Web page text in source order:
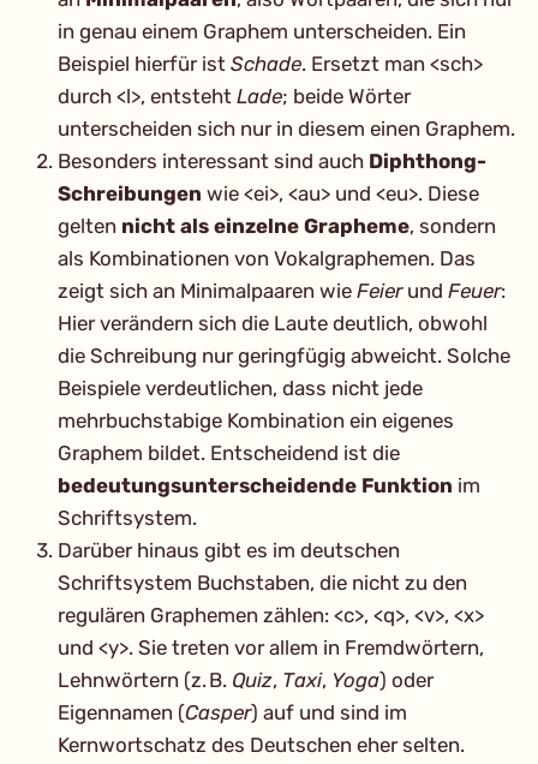
in genau einem Graphem unterscheiden. Ein
Beispiel hierfür ist Schade. Ersetzt man <sch>
durch <l>, entsteht Lade; beide Wörter
unterscheiden sich nur in diesem einen Graphem.
Besonders interessant sind auch Diphthong-
Schreibungen wie <ei>, <au> und <eu>. Diese
gelten nicht als einzelne Grapheme, sondern
als Kombinationen von Vokalgraphemen. Das
zeigt sich an Minimalpaaren wie Feierund Feuer:
Hier verändern sich die Laute deutlich, obwohl
die Schreibung nur geringfügig abweicht. Solche
Beispiele verdeutlichen, dass nicht jede
mehrbuchstabige Kombination ein eigenes
Graphem bildet. Entscheidend ist die
bedeutungsunterscheidende Funktion im
Schriftsystem.
Darüber hinaus gibt es im deutschen
Schriftsystem Buchstaben, die nicht zu den
regulären Graphemen zählen: <c>, <q>, <v>, <x>
und <y>. Sie treten vor allem in Fremdwörtern,
Lehnwörtern (z. B. Quiz, Taxi, Yoga) oder
Eigennamen (Casper) auf und sind im
Kernwortschatz des Deutschen eher selten.